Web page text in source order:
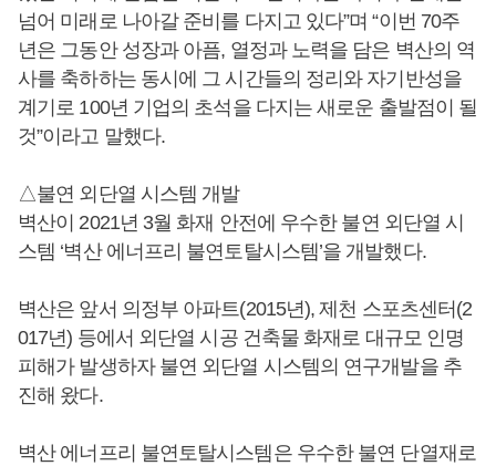
넘어 미래로 나아갈 준비를 다지고 있다”며 “이번 70주
년은 그동안 성장과 아픔, 열정과 노력을 담은 벽산의 역
사를 축하하는 동시에 그 시간들의 정리와 자기반성을
계기로 100년 기업의 초석을 다지는 새로운 출발점이 될
것”이라고 말했다.
△불연 외단열 시스템 개발
벽산이 2021년 3월 화재 안전에 우수한 불연 외단열 시
스템 ‘벽산 에너프리 불연토탈시스템’을 개발했다.
벽산은 앞서 의정부 아파트(2015년), 제천 스포츠센터(2
017년) 등에서 외단열 시공 건축물 화재로 대규모 인명
피해가 발생하자 불연 외단열 시스템의 연구개발을 추
진해 왔다.
벽산 에너프리 불연토탈시스템은 우수한 불연 단열재로